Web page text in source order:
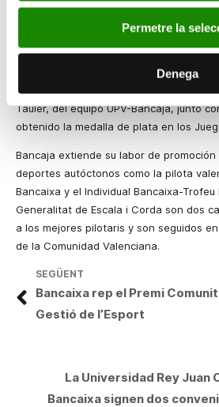
Permetre la
Denega
alumnos o deportistas estrechamente
comunidad universitaria (equipo
conjuga los objetivos puramente
universitaria de una parte de sus
Tauler, del equipo UPV-Bancaja, junto
obtenido la medalla de plata en los
Bancaja extiende su labor de
deportes autóctonos como la pilota
Bancaixa y el Individual Bancaixa-Trofeu
Generalitat de Escala i Corda son dos
a los mejores pilotaris y son seguidos
de la Comunidad Valenciana.
La Universidad Rey Juan
Bancaixa signen dos
SEGÜENT
Bancaixa rep el Premi
Gestió de l’Esport